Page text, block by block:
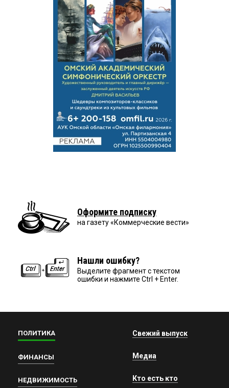
Оформите подписку
на газету «Коммерческие вести»
Нашли ошибку?
Выделите фрагмент с текстом
ошибки и нажмите Ctrl + Enter.
ПОЛИТИКА
ФИНАНСЫ
НЕДВИЖИМОСТЬ
Свежий выпуск
Медиа
Кто есть кто